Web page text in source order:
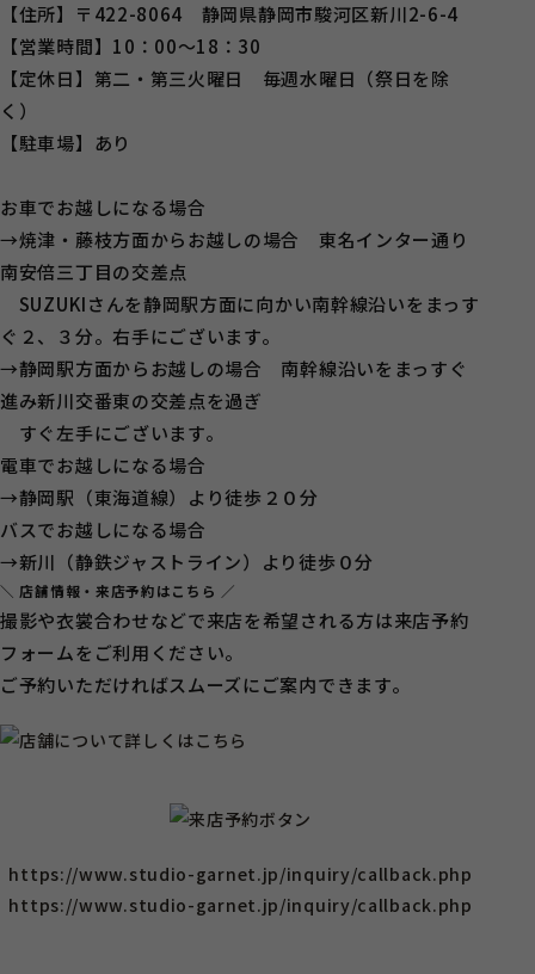
【住所】〒422-8064 静岡県静岡市駿河区新川2-6-4
【営業時間】10：00～18：30
【定休日】第二・第三火曜日 毎週水曜日（祭日を除
く）
【駐車場】あり
お車でお越しになる場合
→焼津・藤枝方面からお越しの場合 東名インター通り
南安倍三丁目の交差点
SUZUKIさんを静岡駅方面に向かい南幹線沿いをまっす
ぐ２、３分。右手にございます。
→静岡駅方面からお越しの場合 南幹線沿いをまっすぐ
進み新川交番東の交差点を過ぎ
すぐ左手にございます。
電車でお越しになる場合
→静岡駅（東海道線）より徒歩２０分
バスでお越しになる場合
→新川（静鉄ジャストライン）より徒歩０分
＼ 店舗情報・来店予約はこちら ／
撮影や衣裳合わせなどで来店を希望される方は来店予約
フォームをご利用ください。
ご予約いただければスムーズにご案内できます。
https://www.studio-garnet.jp/inquiry/callback.php
https://www.studio-garnet.jp/inquiry/callback.php